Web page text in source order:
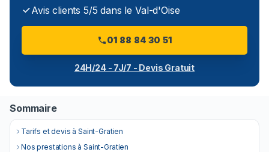
Avis clients 5/5 dans le Val-d'Oise
01 88 84 30 51
24H/24 - 7J/7 - Devis Gratuit
Sommaire
Tarifs et devis à Saint-Gratien
Nos prestations à Saint-Gratien